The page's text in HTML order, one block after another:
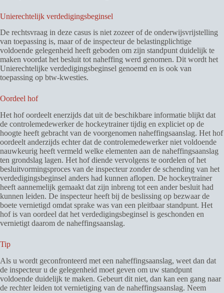
Unierechtelijk verdedigingsbeginsel
De rechtsvraag in deze casus is niet zozeer of de onderwijsvrijstelling
van toepassing is, maar of de inspecteur de belastingplichtige
voldoende gelegenheid heeft geboden om zijn standpunt duidelijk te
maken voordat het besluit tot naheffing werd genomen. Dit wordt het
Unierechtelijke verdedigingsbeginsel genoemd en is ook van
toepassing op btw-kwesties.
Oordeel hof
Het hof oordeelt enerzijds dat uit de beschikbare informatie blijkt dat
de controlemedewerker de hockeytrainer tijdig en expliciet op de
hoogte heeft gebracht van de voorgenomen naheffingsaanslag. Het hof
oordeelt anderzijds echter dat de controlemedewerker niet voldoende
nauwkeurig heeft vermeld welke elementen aan de naheffingsaanslag
ten grondslag lagen. Het hof diende vervolgens te oordelen of het
besluitvormingsproces van de inspecteur zonder de schending van het
verdedigingsbeginsel anders had kunnen aflopen. De hockeytrainer
heeft aannemelijk gemaakt dat zijn inbreng tot een ander besluit had
kunnen leiden. De inspecteur heeft bij de beslissing op bezwaar de
boete vernietigd omdat sprake was van een pleitbaar standpunt. Het
hof is van oordeel dat het verdedigingsbeginsel is geschonden en
vernietigt daarom de naheffingsaanslag.
Tip
Als u wordt geconfronteerd met een naheffingsaanslag, weet dan dat
de inspecteur u de gelegenheid moet geven om uw standpunt
voldoende duidelijk te maken. Gebeurt dit niet, dan kan een gang naar
de rechter leiden tot vernietiging van de naheffingsaanslag. Neem